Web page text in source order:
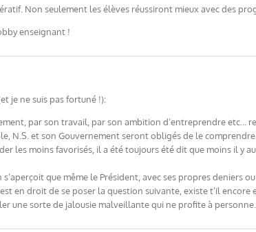
Non seulement les élèves réussiront mieux avec des
enseignant !
je ne suis pas fortuné !):
par son travail, par son ambition d’entreprendre etc…
N.S. et son Gouvernement seront obligés de le
les moins favorisés, il a été toujours été dit que moins il y
que même le Président, avec ses propres deniers
en droit de se poser la question suivante, existe t’il encore
une sorte de jalousie malveillante qui ne profite à personne.